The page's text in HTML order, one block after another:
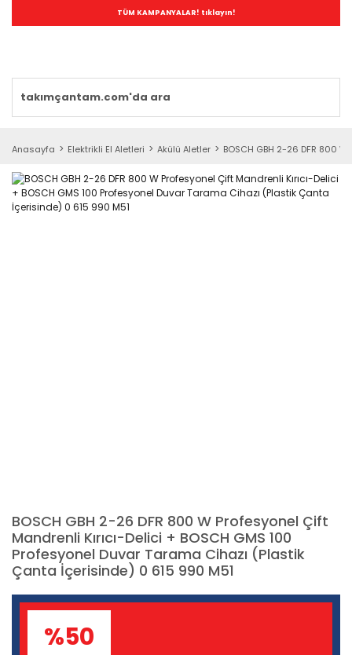
TÜM KAMPANYALAR! tıklayın!
Anasayfa Elektrikli El Aletleri Akülü Aletler BOSCH GBH 2-26 DFR 800
BOSCH GBH 2-26 DFR 800 W Profesyonel Çift
Mandrenli Kırıcı-Delici + BOSCH GMS 100
Profesyonel Duvar Tarama Cihazı (Plastik
Çanta İçerisinde) 0 615 990 M51
%50